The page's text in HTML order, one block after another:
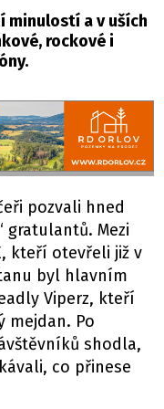
minulostí a v uších
rockové i
pozvali hned
gratulantů. Mezi
kteří otevřeli již v
byl hlavním
Viperz, kteří
mejdan. Po
shodla,
co přinese